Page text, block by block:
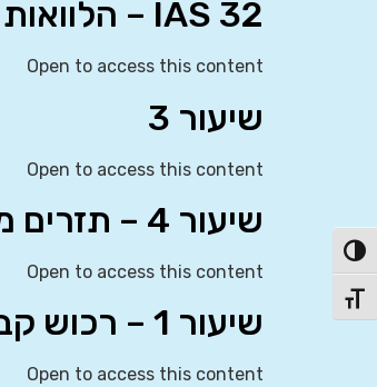
הפעל/כבה ניגודיות גבוהה
מתג גודל גופן
IAS 32 – הלוואות ואיגרות חוב
Open to access this content
שיעור 3
Open to access this content
שיעור 4 – תזרים מזומנים
Open to access this content
שיעור 1 – רכוש קבוע
Open to access this content